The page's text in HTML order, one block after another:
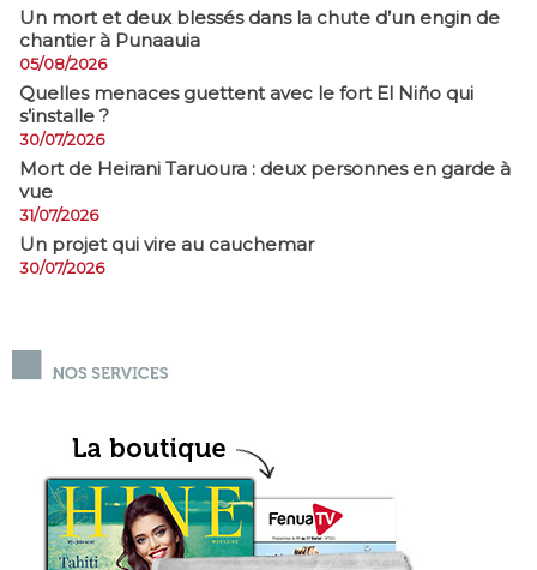
​Un mort et deux blessés dans la chute d’un engin de
chantier à Punaauia
05/08/2026
Quelles menaces guettent avec le fort El Niño qui
s’installe ?
30/07/2026
Mort de Heirani Taruoura : deux personnes en garde à
vue
31/07/2026
Un projet qui vire au cauchemar
30/07/2026